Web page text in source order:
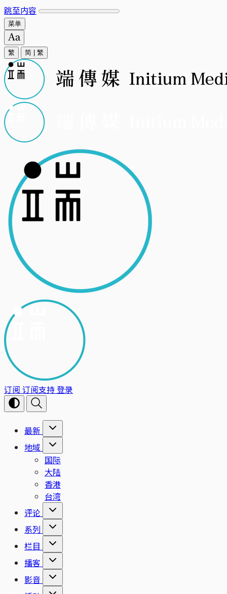
跳至内容
菜单
繁 简 繁
订阅 订阅支持登录
最新
地域
国际
大陆
香港
台湾
评论
系列
栏目
播客
影音